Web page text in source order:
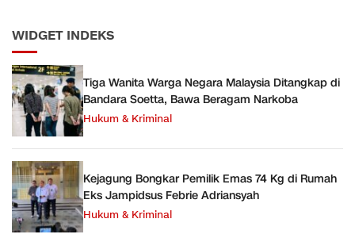
WIDGET INDEKS
Tiga Wanita Warga Negara Malaysia Ditangkap di
Bandara Soetta, Bawa Beragam Narkoba
Hukum & Kriminal
Kejagung Bongkar Pemilik Emas 74 Kg di Rumah
Eks Jampidsus Febrie Adriansyah
Hukum & Kriminal